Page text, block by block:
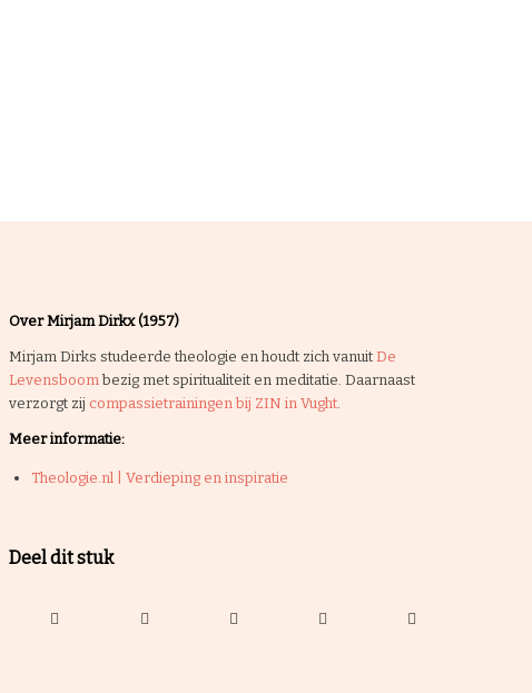
Over Mirjam Dirkx (1957)
Mirjam Dirks studeerde theologie en houdt zich vanuit De
Levensboom bezig met spiritualiteit en meditatie. Daarnaast
verzorgt zij compassietrainingen bij ZIN in Vught.
Meer informatie:
Theologie.nl | Verdieping en inspiratie
Deel dit stuk